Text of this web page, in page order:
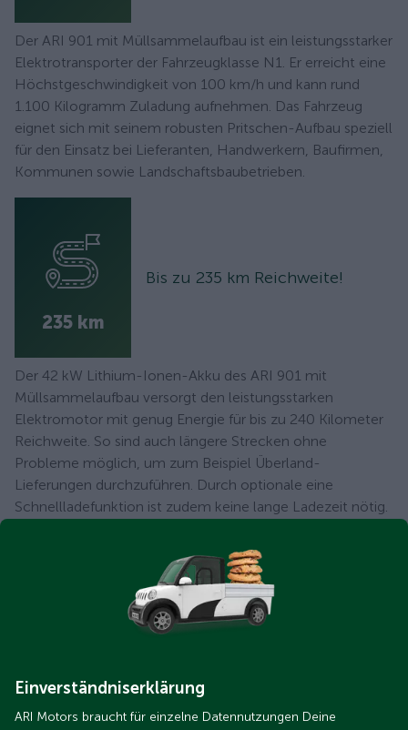
Der ARI 901 mit Müllsammelaufbau ist ein leistungsstarker
Elektrotransporter der Fahrzeugklasse N1. Er erreicht eine
Höchstgeschwindigkeit von 100 km/h und kann rund
1.100 Kilogramm Zuladung aufnehmen. Das Fahrzeug
eignet sich mit seinem robusten Pritschen-Aufbau speziell
für den Einsatz bei Lieferanten, Handwerkern, Baufirmen,
Kommunen sowie Landschaftsbaubetrieben.
235 km
Bis zu 235 km Reichweite!
Der 42 kW Lithium-Ionen-Akku des ARI 901 mit
Müllsammelaufbau versorgt den leistungsstarken
Elektromotor mit genug Energie für bis zu 240 Kilometer
Reichweite. So sind auch längere Strecken ohne
Probleme möglich, um zum Beispiel Überland-
Lieferungen durchzuführen. Durch optionale eine
Schnellladefunktion ist zudem keine lange Ladezeit nötig.
Der Akku ist bei ARI immer
inklusive
Die in den ARI Motors Fahrzeugen verbautenAkkus sind
Einverständniserklärung
ARI Motors braucht für einzelne Datennutzungen Deine